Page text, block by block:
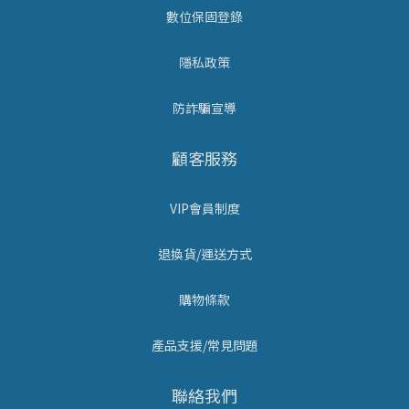
數位保固登錄
隱私政策
防詐騙宣導
顧客服務
VIP會員制度
退換貨/運送方式
購物條款
產品支援/常見問題
聯絡我們